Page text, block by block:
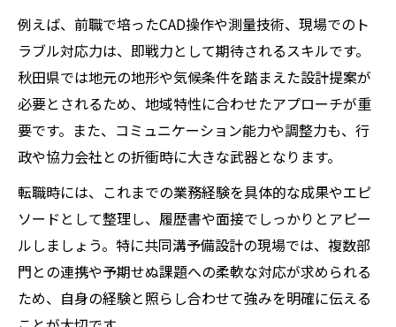
建設コンサルタントにおける収入の伸びる
働き方
中途採用が選ばれる理由と秋田ならではの魅力
建設コンサルタントが中途採用を積極活用
する背景
秋田県ならではの中途採用メリットを徹底
解説
共同溝予備設計で評価される中途人材の特
徴
建設コンサルタント企業が求める即戦力と
例えば、前職で培ったCAD操作や測量技術、現場でのト
ラブル対応力は、即戦力として期待されるスキルです。
秋田県では地元の地形や気候条件を踏まえた設計提案が
必要とされるため、地域特性に合わせたアプローチが重
要です。また、コミュニケーション能力や調整力も、行
政や協力会社との折衝時に大きな武器となります。
転職時には、これまでの業務経験を具体的な成果やエピ
ソードとして整理し、履歴書や面接でしっかりとアピー
ルしましょう。特に共同溝予備設計の現場では、複数部
門との連携や予期せぬ課題への柔軟な対応が求められる
ため、自身の経験と照らし合わせて強みを明確に伝える